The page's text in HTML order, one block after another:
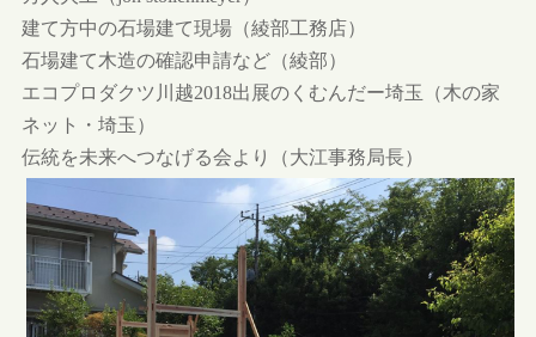
建て方中の石場建て現場（綾部工務店）
石場建て木造の確認申請など（綾部）
エコプロダクツ川越2018出展のくむんだー埼玉（木の家
ネット・埼玉）
伝統を未来へつなげる会より（大江事務局長）